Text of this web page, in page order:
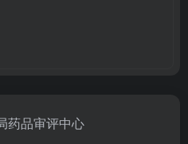
药品审评中心